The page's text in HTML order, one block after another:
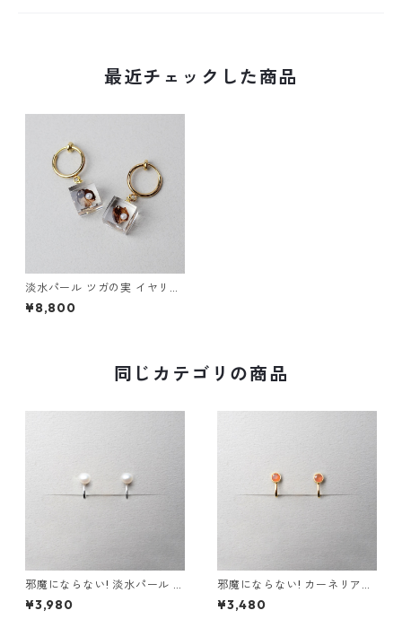
最近チェックした商品
淡水パール ツガの実 イヤリン
グ ステンレス ゴールドカラー
ギフト 誕生日プレゼント ギフ
¥8,800
同じカテゴリの商品
邪魔にならない! 淡水パール イ
ヤリング 金属アレルギー サー
ジカルステンレス スキンジュ
¥3,980
邪魔にならない! カーネリアン
イヤリング AAA サージカルス
テンレス 金属アレルギー スキ
¥3,480